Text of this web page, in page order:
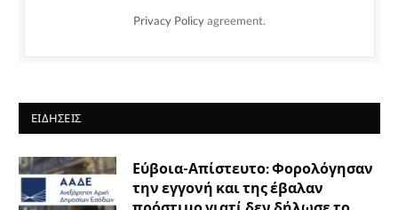
Privacy Policy agreement.
ΕΙΔΉΣΕΙΣ
Εύβοια-Απίστευτο: Φορολόγησαν
την εγγονή και της έβαλαν